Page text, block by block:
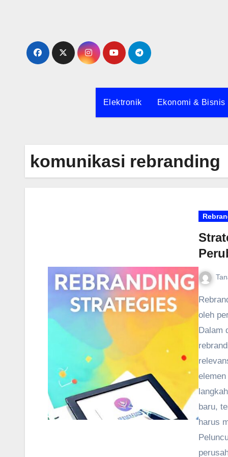
Elektronik Ekonomi & Bisnis
komunikasi rebranding
oleh
Dalam
baru,
harus